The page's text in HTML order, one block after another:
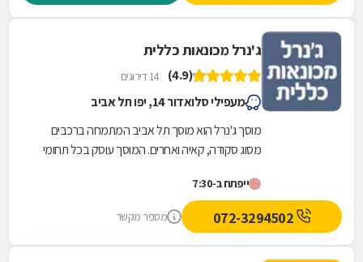
ג'נרל מכונאות כללית
(4.9) 14 דירוגים
מעפילי סלואדור 14, יפו תל אביב
מוסך ג'נרל הוא מוסך תל אביב המתמחה ברכבים
מסוג סקודה, קאיה ואחרים. המוסך עוסק בכל תחומי
ייפתח ב-7:30
מספר מקשר